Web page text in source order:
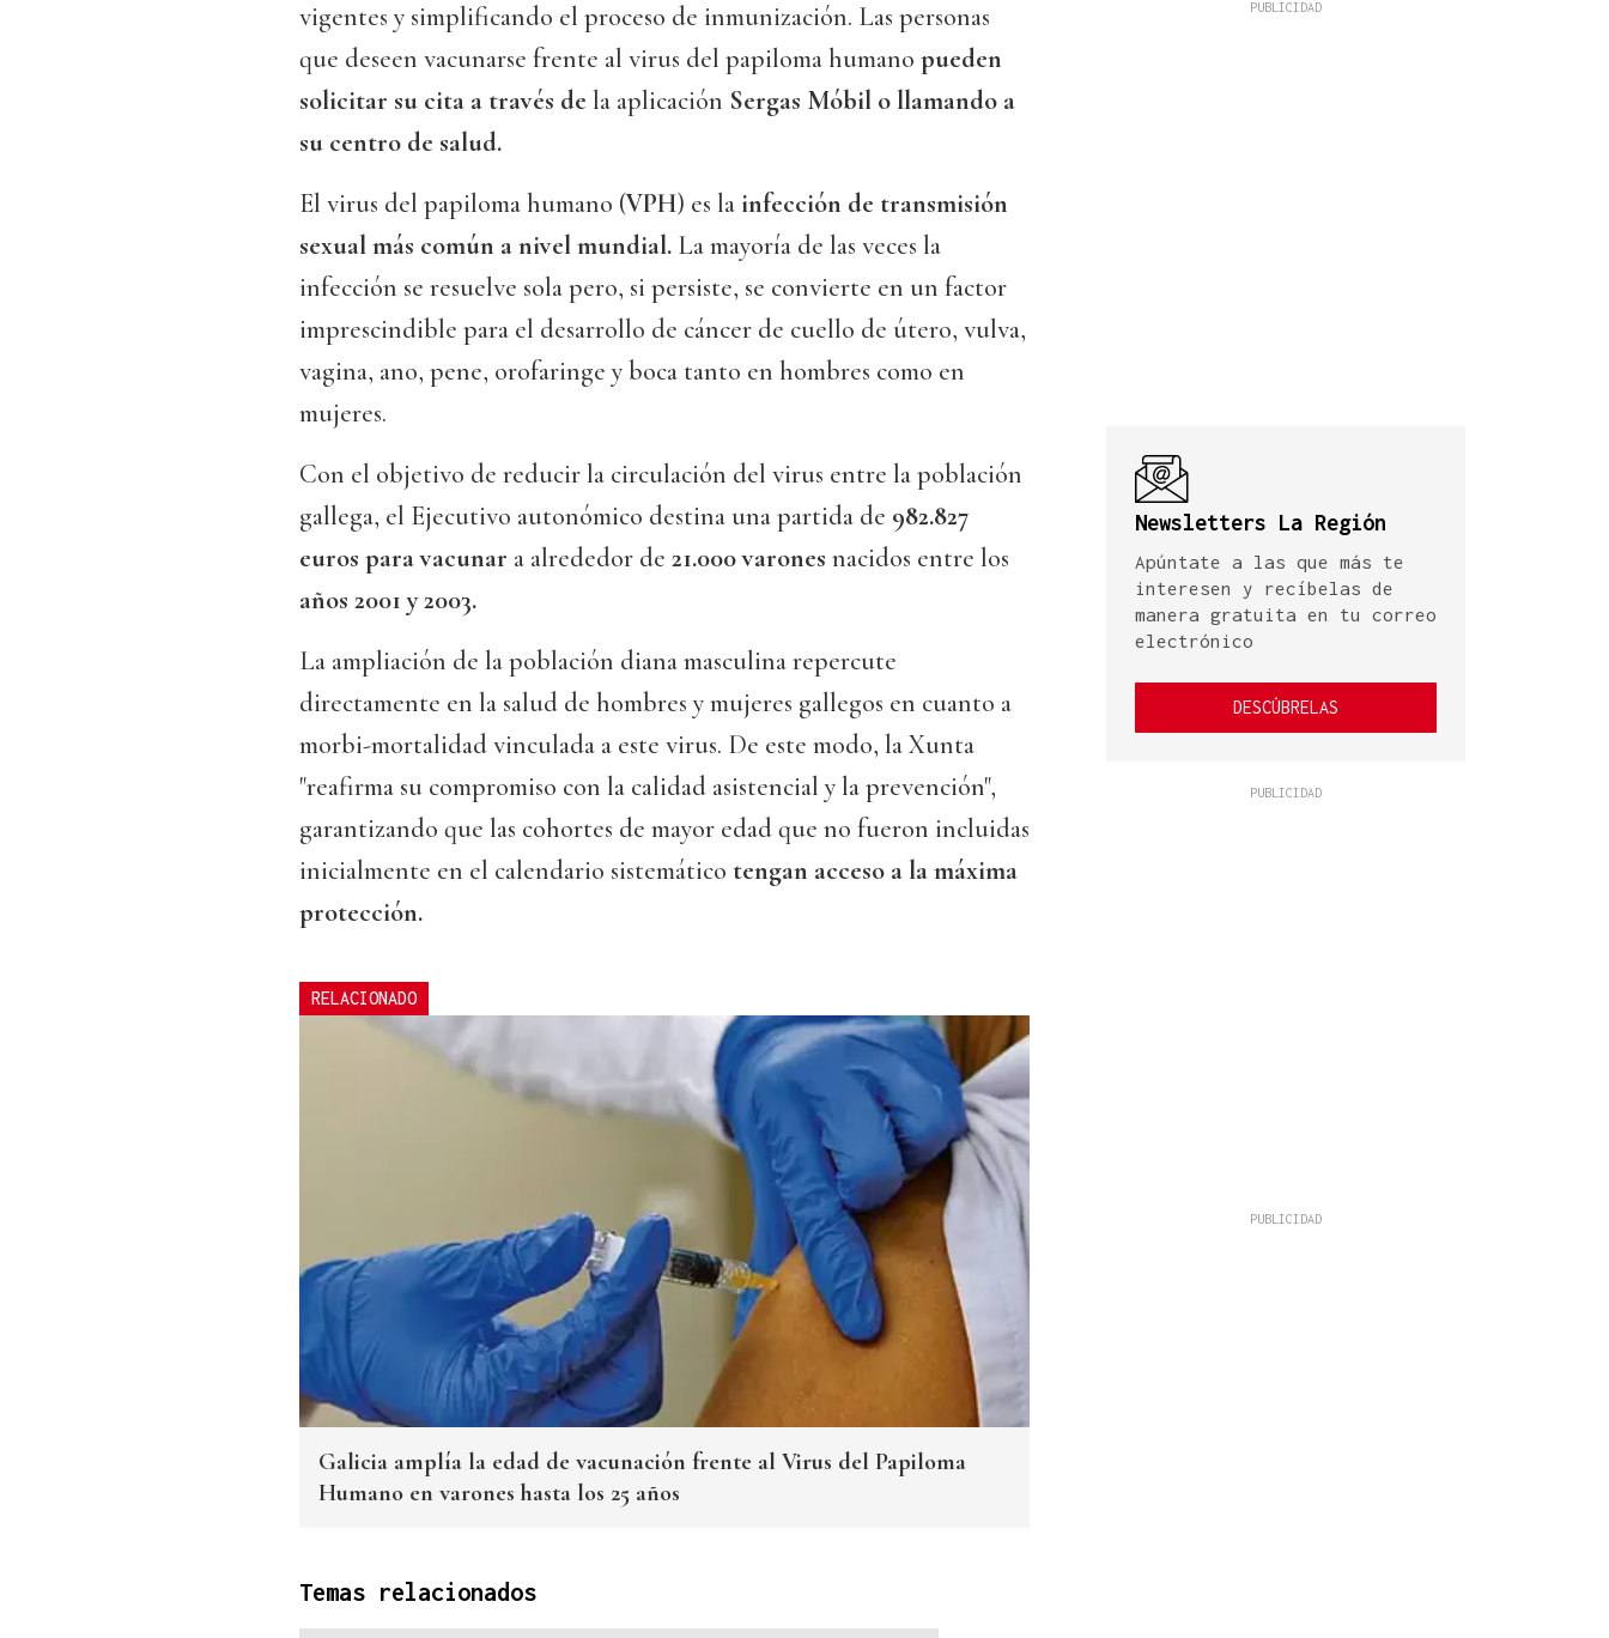
vigentes y simplificando el proceso de inmunización. Las personas
que deseen vacunarse frente al virus del papiloma humano pueden
solicitar su cita a través de la aplicación Sergas Móbil o llamando a
su centro de salud.
El virus del papiloma humano (VPH) es la infección de transmisión
sexual más común a nivel mundial. La mayoría de las veces la
infección se resuelve sola pero, si persiste, se convierte en un factor
imprescindible para el desarrollo de cáncer de cuello de útero, vulva,
vagina, ano, pene, orofaringe y boca tanto en hombres como en
mujeres.
Con el objetivo de reducir la circulación del virus entre la población
gallega, el Ejecutivo autonómico destina una partida de 982.827
euros para vacunar a alrededor de 21.000 varones nacidos entre los
años 2001 y 2003.
La ampliación de la población diana masculina repercute
directamente en la salud de hombres y mujeres gallegos en cuanto a
morbi-mortalidad vinculada a este virus. De este modo, la Xunta
"reafirma su compromiso con la calidad asistencial y la prevención",
garantizando que las cohortes de mayor edad que no fueron incluidas
inicialmente en el calendario sistemático tengan acceso a la máxima
protección.
RELACIONADO
Galicia amplía la edad de vacunación frente al Virus del Papiloma
Humano en varones hasta los 25 años
Temas relacionados
Newsletters La Región
Apúntate a las que más te
interesen y recíbelas de
manera gratuita en tu correo
electrónico
DESCÚBRELAS